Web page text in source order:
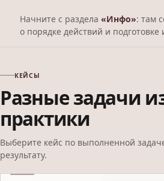
Начните с раздела «Инфо»: там
о порядке действий и
КЕЙСЫ
Разные задачи
практики
Выберите кейс по выполненной
результату.